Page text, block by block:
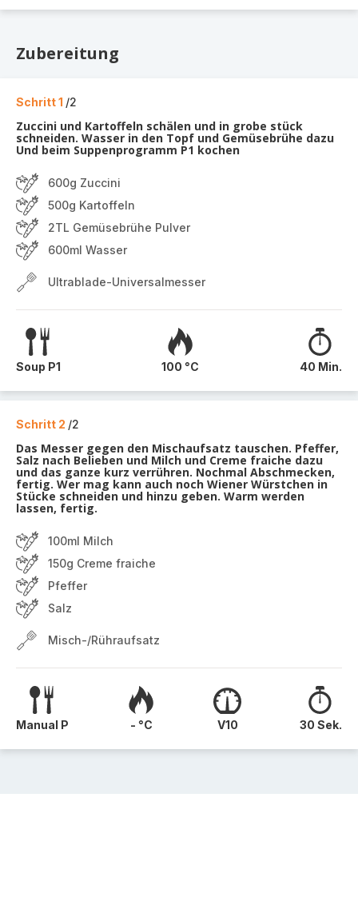
Zubereitung
Schritt 1 /2
Zuccini und Kartoffeln schälen und in grobe stück
schneiden. Wasser in den Topf und Gemüsebrühe dazu
Und beim Suppenprogramm P1 kochen
600g Zuccini
500g Kartoffeln
2TL Gemüsebrühe Pulver
600ml Wasser
Ultrablade-Universalmesser
Soup P1 100 °C 40 Min.
Schritt 2 /2
Das Messer gegen den Mischaufsatz tauschen. Pfeffer,
Salz nach Belieben und Milch und Creme fraiche dazu
und das ganze kurz verrühren. Nochmal Abschmecken,
fertig. Wer mag kann auch noch Wiener Würstchen in
Stücke schneiden und hinzu geben. Warm werden
lassen, fertig.
100ml Milch
150g Creme fraiche
Pfeffer
Salz
Misch-/Rühraufsatz
Manual P - °C V10 30 Sek.